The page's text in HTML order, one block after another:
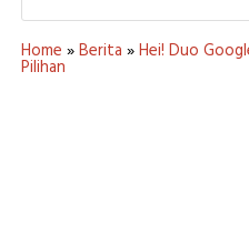
Home »Berita »Hei! Duo
Pilihan